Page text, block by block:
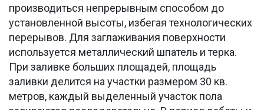
производиться непрерывным способом до
установленной высоты, избегая технологических
перерывов. Для заглаживания поверхности
используется металлический шпатель и терка.
При заливке больших площадей, площадь
заливки делится на участки размером 30 кв.
метров, каждый выделенный участок пола